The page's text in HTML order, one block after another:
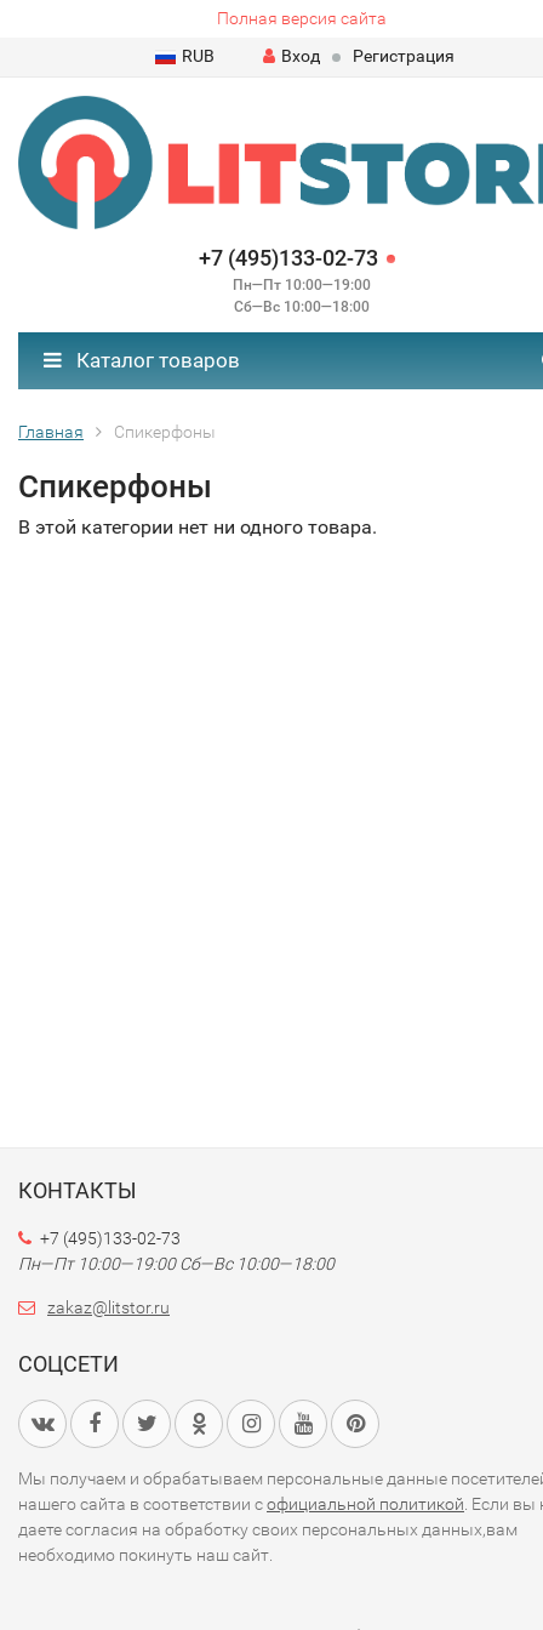
Полная версия сайта
RUB
Вход Регистрация
+7 (495)133-02-73
Пн—Пт 10:00—19:00
Сб—Вс 10:00—18:00
Каталог товаров
Главная Спикерфоны
Спикерфоны
В этой категории нет ни одного товара.
КОНТАКТЫ
+7 (495)133-02-73
Пн—Пт 10:00—19:00 Сб—Вс 10:00—18:00
zakaz@litstor.ru
СОЦСЕТИ
Мы получаем и обрабатываем персональные данные
нашего сайта в соответствии софициальной политикой. Если вы
даете согласия на обработку своих персональных данных,вам
необходимо покинуть наш сайт.